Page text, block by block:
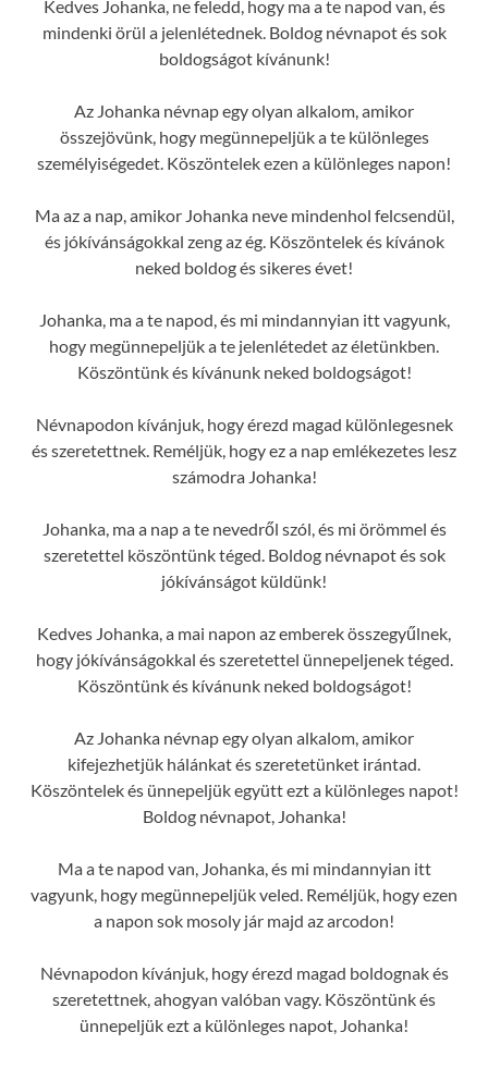
Kedves Johanka, ne feledd, hogy ma a te napod van, és
mindenki örül a jelenlétednek. Boldog névnapot és sok
boldogságot kívánunk!
Az Johanka névnap egy olyan alkalom, amikor
összejövünk, hogy megünnepeljük a te különleges
személyiségedet. Köszöntelek ezen a különleges napon!
Ma az a nap, amikor Johanka neve mindenhol felcsendül,
és jókívánságokkal zeng az ég. Köszöntelek és kívánok
neked boldog és sikeres évet!
Johanka, ma a te napod, és mi mindannyian itt vagyunk,
hogy megünnepeljük a te jelenlétedet az életünkben.
Köszöntünk és kívánunk neked boldogságot!
Névnapodon kívánjuk, hogy érezd magad különlegesnek
és szeretettnek. Reméljük, hogy ez a nap emlékezetes lesz
számodra Johanka!
Johanka, ma a nap a te nevedről szól, és mi örömmel és
szeretettel köszöntünk téged. Boldog névnapot és sok
jókívánságot küldünk!
Kedves Johanka, a mai napon az emberek összegyűlnek,
hogy jókívánságokkal és szeretettel ünnepeljenek téged.
Köszöntünk és kívánunk neked boldogságot!
Az Johanka névnap egy olyan alkalom, amikor
kifejezhetjük hálánkat és szeretetünket irántad.
Köszöntelek és ünnepeljük együtt ezt a különleges napot!
Boldog névnapot, Johanka!
Ma a te napod van, Johanka, és mi mindannyian itt
vagyunk, hogy megünnepeljük veled. Reméljük, hogy ezen
a napon sok mosoly jár majd az arcodon!
Névnapodon kívánjuk, hogy érezd magad boldognak és
szeretettnek, ahogyan valóban vagy. Köszöntünk és
ünnepeljük ezt a különleges napot, Johanka!